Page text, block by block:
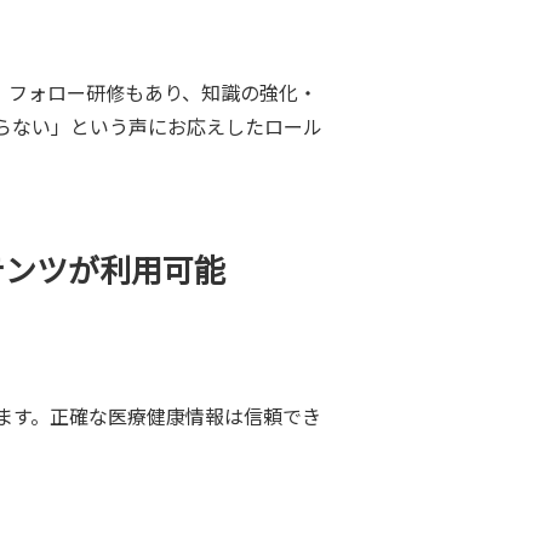
ォロー研修もあり、知識の強化・
い」という声にお応えしたロール
ツが利用可能
。正確な医療健康情報は信頼でき